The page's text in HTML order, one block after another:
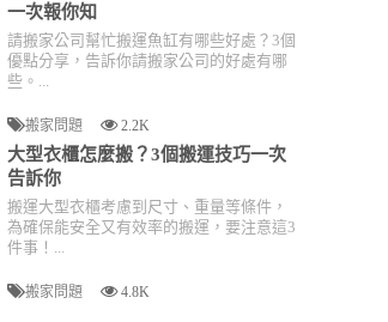
一次報你知
請搬家公司幫忙搬運魚缸有哪些好處？3個
優點分享，告訴你請搬家公司的好處有哪
些。...
搬家問題 2.2K
大型衣櫃怎麼搬？3個搬運技巧一次
告訴你
搬運大型衣櫃考慮到尺寸、重量等條件，
為確保能安全又有效率的搬運，要注意這3
件事！...
搬家問題 4.8K